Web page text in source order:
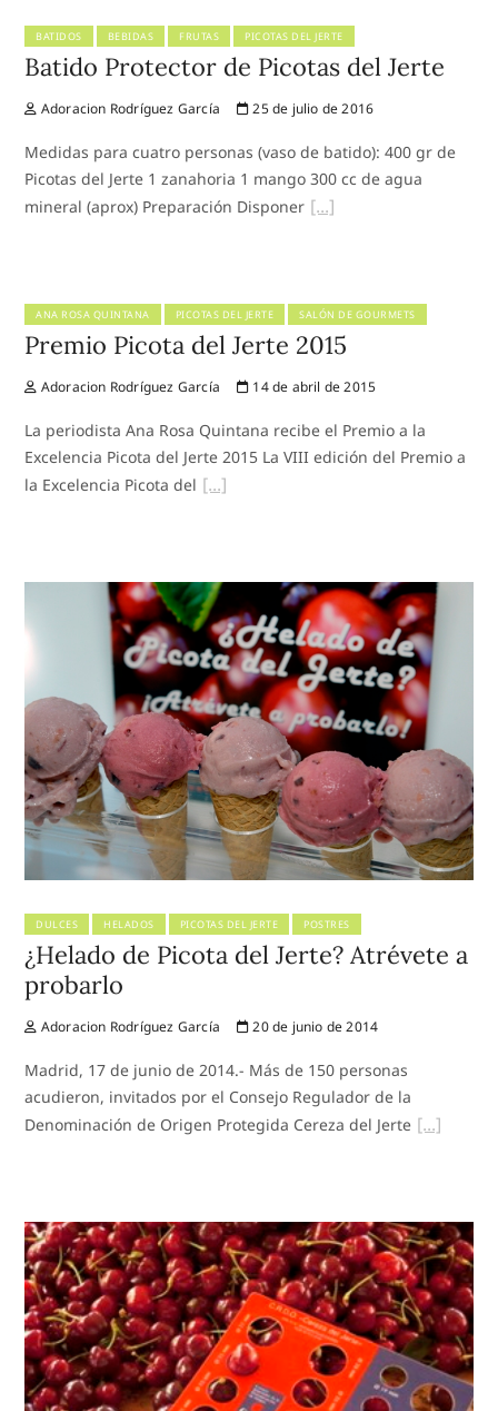
BATIDOS BEBIDAS FRUTAS PICOTAS DEL JERTE
Batido Protector de Picotas del Jerte
Adoracion Rodríguez García 25 de julio de 2016
Medidas para cuatro personas (vaso de batido): 400 gr de
Picotas del Jerte 1 zanahoria 1 mango 300 cc de agua
mineral (aprox) Preparación Disponer
ANA ROSA QUINTANA PICOTAS DEL JERTE SALÓN DE GOURMETS
Premio Picota del Jerte 2015
Adoracion Rodríguez García 14 de abril de 2015
La periodista Ana Rosa Quintana recibe el Premio a la
Excelencia Picota del Jerte 2015 La VIII edición del Premio a
la Excelencia Picota del
DULCES HELADOS PICOTAS DEL JERTE POSTRES
¿Helado de Picota del Jerte? Atrévete a
probarlo
Adoracion Rodríguez García 20 de junio de 2014
Madrid, 17 de junio de 2014.- Más de 150 personas
acudieron, invitados por el Consejo Regulador de la
Denominación de Origen Protegida Cereza del Jerte